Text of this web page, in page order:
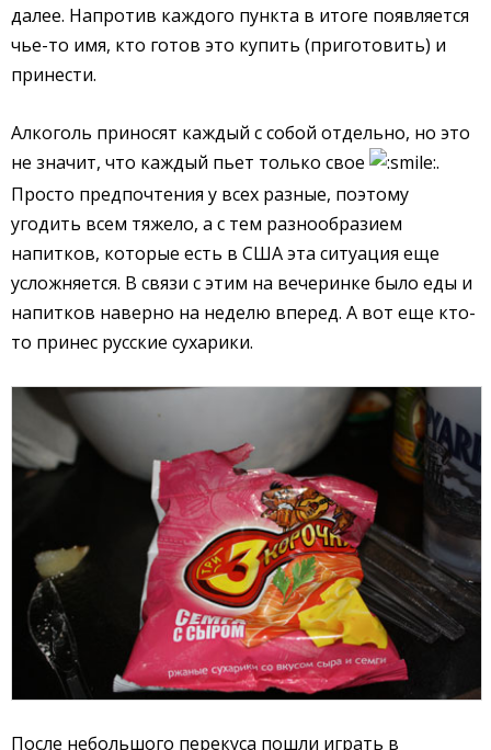
далее. Напротив каждого пункта в итоге появляется
чье-то имя, кто готов это купить (приготовить) и
принести.
Алкоголь приносят каждый с собой отдельно, но это
не значит, что каждый пьет только свое
.
Просто предпочтения у всех разные, поэтому
угодить всем тяжело, а с тем разнообразием
напитков, которые есть в США эта ситуация еще
усложняется. В связи с этим на вечеринке было еды и
напитков наверно на неделю вперед. А вот еще кто-
то принес русские сухарики.
После небольшого перекуса пошли играть в